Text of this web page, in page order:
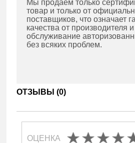
Мы продаем только
товар и только от
поставщиков, что означает
качества от производителя
обслуживание
без всяких проблем.
ОТЗЫВЫ (0)
ОЦЕНКА